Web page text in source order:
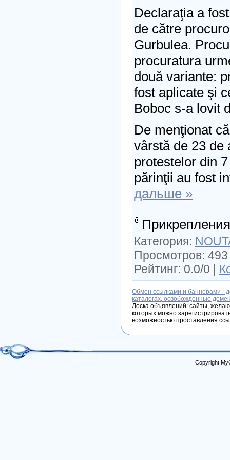
Declaraţia a
de către
Gurbulea.
procuratura
două variante:
fost aplicate şi
Boboc s-a lovit
De menţionat
vârstă de 23 de
protestelor din
părinţii au fost
дальше »
Категория:
Просмотров:
Рейтинг: 0.0/0 |
Обмен ссылками и баннерами -
каталогах, освобожденные
Доска объявлений: сайты,
которых можно
возможностью проставления
Copyright